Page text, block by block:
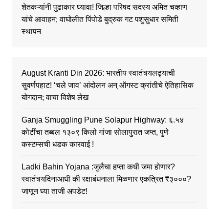
शेतकऱ्यांनी पुढाकार घ्यावा! जिल्हा परिषद सदस्य अमित चव्हाण
यांचे आवाहन; वाघोलीत पिंपोडे बुद्रुक गट पशुसुधार समिती
स्थापन
August Kranti Din 2026: भारतीय स्वातंत्र्यलढ्याची
सुवर्णपहाट! ‘चले जाव’ आंदोलन अन् ऑगस्ट क्रांतीचे ऐतिहासिक
योगदान; वाचा विशेष लेख
Ganja Smuggling Pune Solapur Highway: ६.५४
कोटींचा तब्बल १३०९ किलो गांजा सोलापुरात जप्त, पुणे
कस्टम्सची धडक कारवाई !
Ladki Bahin Yojana :जुलैचा हप्ता कधी जमा होणार?
स्वातंत्र्यदिनाआधी की रक्षाबंधनाला मिळणार एकत्रित ₹३०००?
जाणून घ्या ताजी अपडेट!